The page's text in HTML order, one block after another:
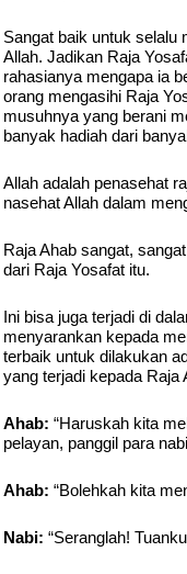
Sangat baik untuk selalu
Allah. Jadikan Raja
rahasianya mengapa ia
orang mengasihi Raja
musuhnya yang berani
banyak hadiah dari
Allah adalah penasehat
nasehat Allah dalam
Raja Ahab sangat,
dari Raja Yosafat itu.
Ini bisa juga terjadi di
menyarankan kepada
terbaik untuk dilakukan
yang terjadi kepada Raja
Ahab: “Haruskah kita
pelayan, panggil para
Ahab: “Bolehkah kita
Nabi: “Seranglah!